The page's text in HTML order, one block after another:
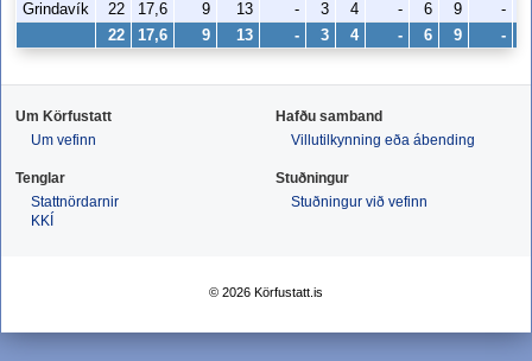
Grindavík
22 17,6 9 13 - 3 4 - 6 9 -
22 17,6 9 13 - 3 4 - 6 9 -
Um Körfustatt
Um vefinn
Hafðu samband
Villutilkynning eða ábending
Tenglar
Stattnördarnir
KKÍ
Stuðningur
Stuðningur við vefinn
© 2026 Körfustatt.is